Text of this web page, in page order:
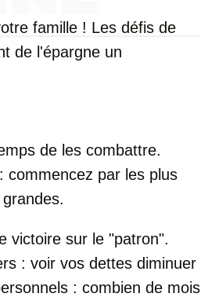
famille ! Les défis de
de l'épargne un
de les combattre.
: commencez par les plus
victoire sur le "patron".
: voir vos dettes diminuer
: combien de mois